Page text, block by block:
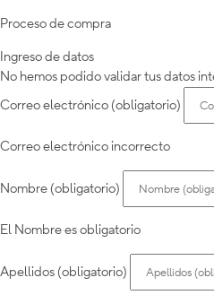
Proceso de compra
Ingreso de datos
No hemos podido validar tus datos
Correo electrónico (obligatorio)
Correo electrónico incorrecto
Nombre (obligatorio)
El Nombre es obligatorio
Apellidos (obligatorio)